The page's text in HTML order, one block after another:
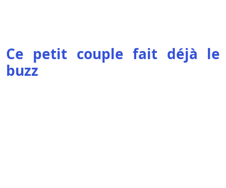
Ce petit couple fait déjà le
buzz